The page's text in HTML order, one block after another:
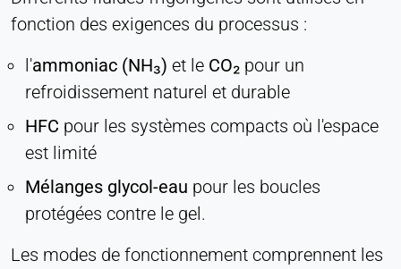
fonction des exigences du processus :
l'ammoniac (NH₃) et le CO₂ pour un
refroidissement naturel et durable
HFC pour les systèmes compacts où l'espace
est limité
Mélanges glycol-eau pour les boucles
protégées contre le gel.
Les modes de fonctionnement comprennent les
hjSession#, hjSessionUser#,
_hjAbsoluteSessionInProgress
Provider:
Hotjar Ltd.
Purpose:
Analyse du comportement des utilisateurs
Session - 1 an